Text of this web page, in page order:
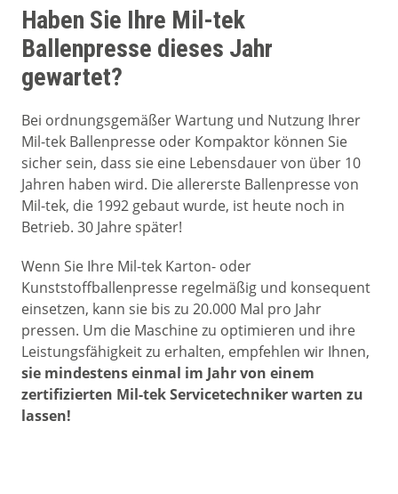
Haben Sie Ihre Mil-tek
Ballenpresse dieses Jahr
gewartet?
Bei ordnungsgemäßer Wartung und Nutzung Ihrer
Mil-tek Ballenpresse oder Kompaktor können Sie
sicher sein, dass sie eine Lebensdauer von über 10
Jahren haben wird. Die allererste Ballenpresse von
Mil-tek, die 1992 gebaut wurde, ist heute noch in
Betrieb. 30 Jahre später!
Wenn Sie Ihre Mil-tek Karton- oder
Kunststoffballenpresse regelmäßig und konsequent
einsetzen, kann sie bis zu 20.000 Mal pro Jahr
pressen. Um die Maschine zu optimieren und ihre
Leistungsfähigkeit zu erhalten, empfehlen wir Ihnen,
sie mindestens einmal im Jahr von einem
zertifizierten Mil-tek Servicetechniker warten zu
lassen!